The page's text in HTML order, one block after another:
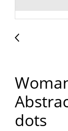
dots